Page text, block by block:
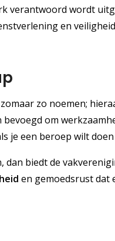
verantwoord wordt
en
zo noemen;
om
je een beroep wilt
biedt de
en gemoedsrust dat